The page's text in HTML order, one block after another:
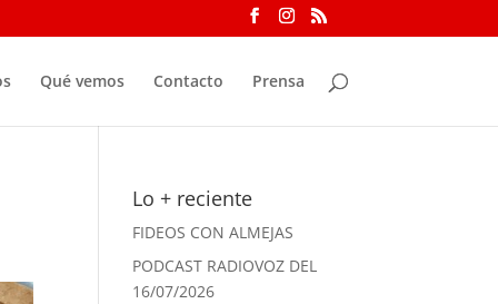
Qué vemos Contacto Prensa
Lo + reciente
FIDEOS CON ALMEJAS
PODCAST RADIOVOZ DEL
16/07/2026